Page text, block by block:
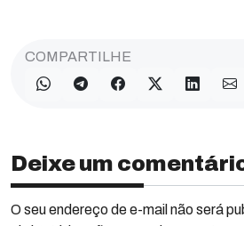
COMPARTILHE
Deixe um
O seu endereço de e-mail não será